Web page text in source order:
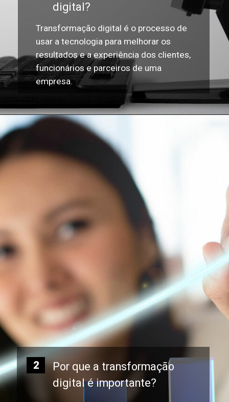
digital?
Transformação digital é o processo de
usar a tecnologia para melhorar os
resultados e a experiência dos clientes,
funcionários e parceiros de uma
empresa.
Por que a transformação
digital é importante?
2